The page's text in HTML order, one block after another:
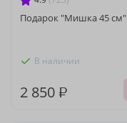
Подарок "Мишка 45 см"
В наличии
2 850 ₽